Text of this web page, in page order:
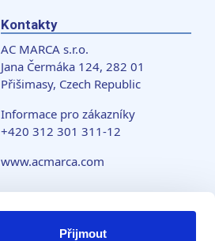
Přijmout
Kontakty
AC MARCA s.r.o.
Jana Čermáka 124, 282 01
Přišimasy, Czech Republic
Informace pro zákazníky
+420 312 301 311-12
www.acmarca.com